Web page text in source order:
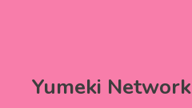
Yumeki Network